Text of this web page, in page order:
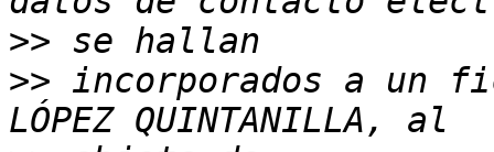
>>
>> incorporados a un